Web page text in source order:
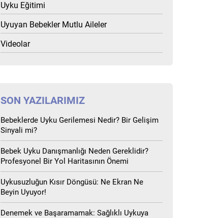
Uyku Eğitimi
Uyuyan Bebekler Mutlu Aileler
Videolar
SON YAZILARIMIZ
Bebeklerde Uyku Gerilemesi Nedir? Bir Gelişim
Sinyali mi?
Bebek Uyku Danışmanlığı Neden Gereklidir?
Profesyonel Bir Yol Haritasının Önemi
Uykusuzluğun Kısır Döngüsü: Ne Ekran Ne
Beyin Uyuyor!
Denemek ve Başaramamak: Sağlıklı Uykuya